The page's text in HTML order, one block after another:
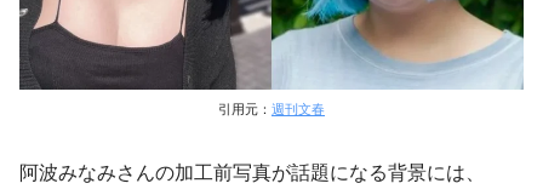
引用元： 週刊文春
阿波みなみさんの加工前写真が話題になる背景には、